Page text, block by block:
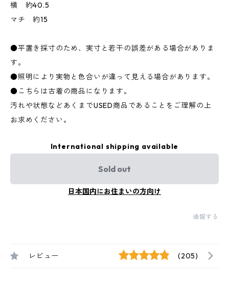
横 約40.5
マチ 約15
●平置き採寸のため、実寸と若干の誤差がある場合がありま
す。
●照明により実物と色合いが違って見える場合があります。
●こちらは古着の商品になります。
汚れや状態などあくまでUSED商品であることをご理解の上
お求めください。
International shipping available
Sold out
日本国内にお住まいの方向け
通報する
レビュー (205)